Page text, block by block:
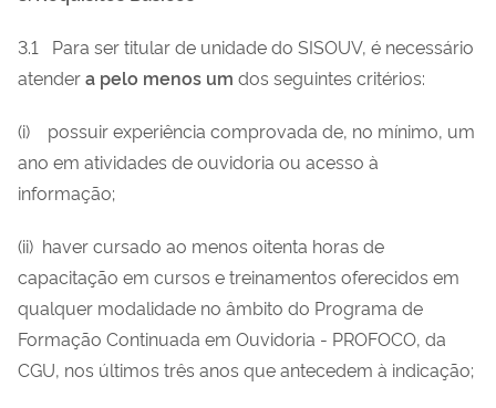
3.1 Para ser titular de unidade do SISOUV, é necessário
atendera pelo menos um dos seguintes critérios:
(i) possuir experiência comprovada de, no mínimo, um
ano em atividades de ouvidoria ou acesso à
informação;
(ii) haver cursado ao menos oitenta horas de
capacitação em cursos e treinamentos oferecidos em
qualquer modalidade no âmbito do Programa de
Formação Continuada em Ouvidoria - PROFOCO, da
CGU, nos últimos três anos que antecedem à indicação;